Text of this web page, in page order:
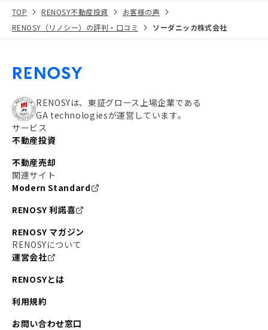
TOP RENOSY不動産投資
お客様の声
RENOSY（リノシー）の評判・口コミ
ソーダニッカ株式会社
RENOSYは、東証グロース上場企業である
GA technologiesが運営しています。
サービス
不動産投資
不動産売却
関連サイト
Modern Standard
RENOSY 利諾喜
RENOSY マガジン
RENOSYについて
運営会社
RENOSYとは
利用規約
お問い合わせ窓口